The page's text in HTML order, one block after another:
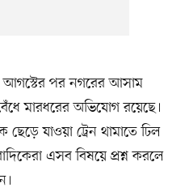
আগস্টের পর নগরের আসাম
মারধরের অভিযোগ রয়েছে।
ছেড়ে যাওয়া ট্রেন থামাতে ঢিল
এসব বিষয়ে প্রশ্ন করলে